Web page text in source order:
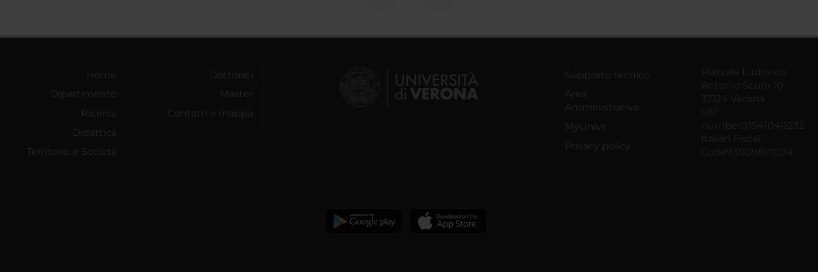
Home
Dipartimento
Ricerca
Didattica
Territorio e Società
Dottorati
Master
Contatti e mappa
Supporto tecnico
Area
Amministrativa
MyUnivr
Privacy policy
Piazzale Ludovico
Antonio Scuro 10
37124 Verona
VAT
number01541040232
Italian Fiscal
Code93009870234